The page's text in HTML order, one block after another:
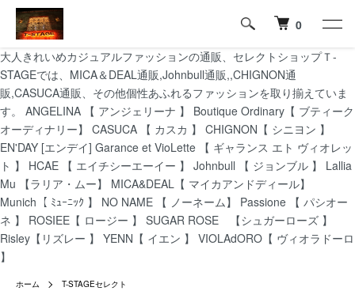
大人きれいめカジュアルファッションの通販、セレクトショップＴ-
STAGEでは、MICA＆DEAL通販,Johnbull通販,,CHIGNON通
販,CASUCA通販、その他個性あふれるファッションを取り揃えていま
す。 ANGELINA 【 アンジェリーナ 】 Boutique Ordinary【 ブティーク
オーディナリー】 CASUCA 【 カスカ 】 CHIGNON【 シニヨン 】
EN'DAY [エンデイ] Garance et VioLette 【 ギャランス エト ヴィオレッ
ト 】 HCAE 【 エイチシーエーイー 】 Johnbull 【 ジョンブル 】 Lallia
Mu 【ラリア・ムー】 MICA&DEAL【 マイカアンドディール】
Munich【 ﾐｭｰﾆｯｸ 】 NO NAME 【 ノーネーム】 Passione 【 パシオー
ネ 】 ROSIEE【 ロージー 】 SUGAR ROSE 【シュガーローズ 】
Risley【リズレー 】 YENN【 イエン 】 VIOLAdORO【 ヴィオラドーロ
】
0
ホーム T-STAGEセレクト